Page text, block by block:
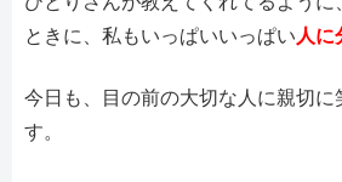
ときに、私もいっぱいいっぱい 人に
今日も、目の前の大切な人に親切に
す。